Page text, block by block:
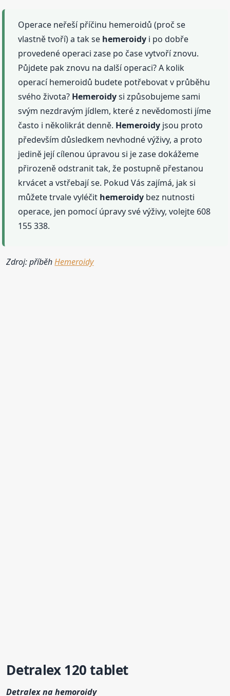
Operace neřeší příčinu hemeroidů (proč se
vlastně tvoří) a tak se hemeroidy i po dobře
provedené operaci zase po čase vytvoří znovu.
Půjdete pak znovu na další operaci? A kolik
operací hemeroidů budete potřebovat v průběhu
svého života? Hemeroidysi způsobujeme sami
svým nezdravým jídlem, které z nevědomosti jíme
často i několikrát denně. Hemeroidy jsou proto
především důsledkem nevhodné výživy, a proto
jedině její cílenou úpravou si je zase dokážeme
přirozeně odstranit tak, že postupně přestanou
krvácet a vstřebají se. Pokud Vás zajímá, jak si
můžete trvale vyléčit hemeroidy bez nutnosti
operace, jen pomocí úpravy své výživy, volejte 608
155 338.
Zdroj: příběhHemeroidy
Detralex 120 tablet
Detralex na hemoroidy